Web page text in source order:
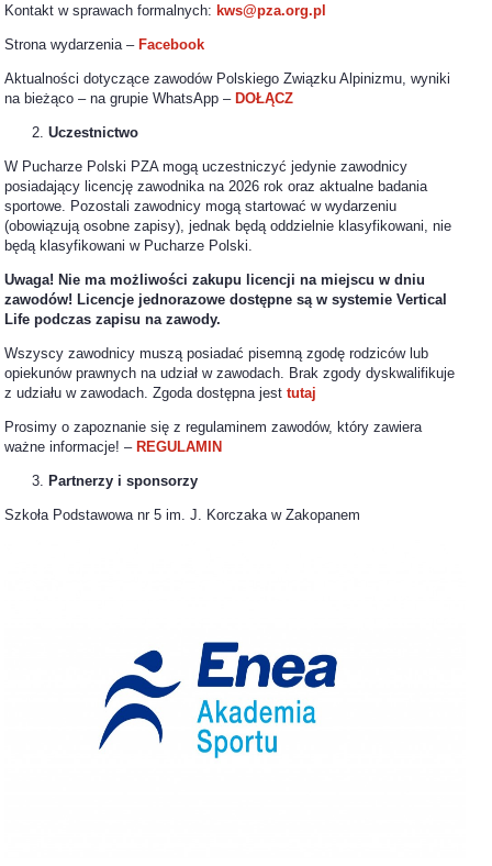
Kontakt w sprawach formalnych: kws@pza.org.pl
Strona wydarzenia –Facebook
Aktualności dotyczące zawodów Polskiego Związku Alpinizmu, wyniki
na bieżąco – na grupie WhatsApp –DOŁĄCZ
Uczestnictwo
W Pucharze Polski PZA mogą uczestniczyć jedynie zawodnicy
posiadający licencję zawodnika na 2026 rok oraz aktualne badania
sportowe. Pozostali zawodnicy mogą startować w wydarzeniu
(obowiązują osobne zapisy), jednak będą oddzielnie klasyfikowani, nie
będą klasyfikowani w Pucharze Polski.
Uwaga! Nie ma możliwości zakupu licencji na miejscu w dniu
zawodów! Licencje jednorazowe dostępne są w systemie Vertical
Life podczas zapisu na zawody.
Wszyscy zawodnicy muszą posiadać pisemną zgodę rodziców lub
opiekunów prawnych na udział w zawodach. Brak zgody dyskwalifikuje
z udziału w zawodach. Zgoda dostępna jesttutaj
Prosimy o zapoznanie się z regulaminem zawodów, który zawiera
ważne informacje! –REGULAMIN
Partnerzy i sponsorzy
Szkoła Podstawowa nr 5 im. J. Korczaka w Zakopanem